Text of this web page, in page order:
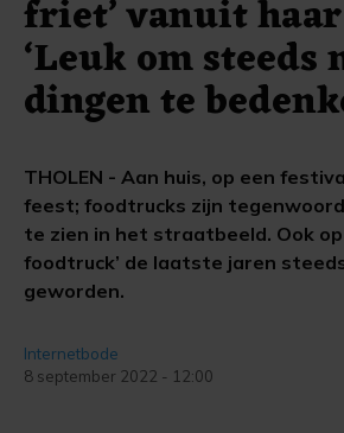
friet’ vanuit
‘Leuk om steeds
dingen te
THOLEN - Aan huis, op een
feest; foodtrucks zijn
te zien in het straatbeeld. Ook op
foodtruck’ de laatste jaren
geworden.
Internetbode
8 september 2022 - 12:00